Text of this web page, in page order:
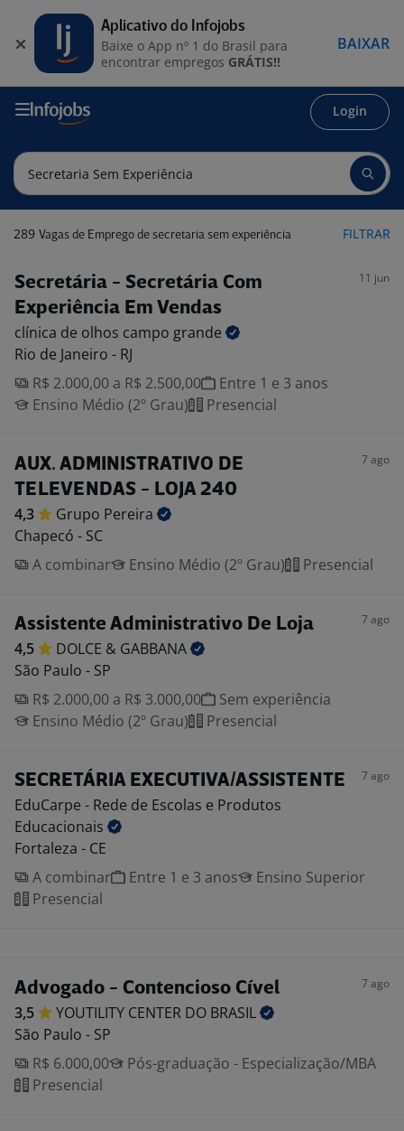
Login
289 Vagas de Emprego de secretaria sem experiência FILTRAR
Secretária - Secretária Com
Experiência Em Vendas
11 jun
clínica de olhos campo grande
Rio de Janeiro - RJ
R$ 2.000,00 a R$ 2.500,00
Entre 1 e 3 anos
Ensino Médio (2º Grau)
Presencial
AUX. ADMINISTRATIVO DE
TELEVENDAS - LOJA 240
7 ago
4,3 Grupo Pereira
Chapecó - SC
A combinar
Ensino Médio (2º Grau) Presencial
Assistente Administrativo De Loja 7 ago
4,5 DOLCE & GABBANA
São Paulo - SP
R$ 2.000,00 a R$ 3.000,00
Sem experiência
Ensino Médio (2º Grau)
Presencial
SECRETÁRIA EXECUTIVA/ASSISTENTE 7 ago
EduCarpe - Rede de Escolas e Produtos
Educacionais
Fortaleza - CE
A combinar
Entre 1 e 3 anos
Ensino Superior
Presencial
Advogado - Contencioso Cível 7 ago
3,5 YOUTILITY CENTER DO BRASIL
São Paulo - SP
R$ 6.000,00
Pós-graduação - Especialização/MBA
Presencial
Aplicativo do Infojobs
Baixe o App nº 1 do Brasil para
encontrar empregos GRÁTIS!!
BAIXAR